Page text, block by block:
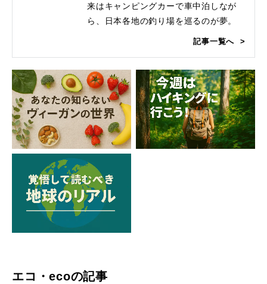
来はキャンピングカーで車中泊しなが
ら、日本各地の釣り場を巡るのが夢。
記事一覧へ
エコ・ecoの記事